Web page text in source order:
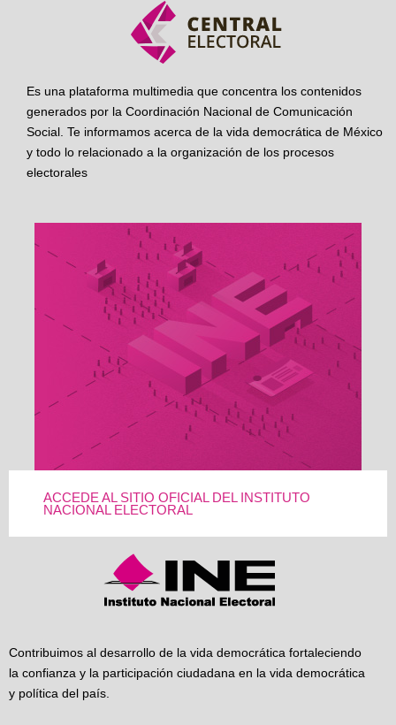
Es una plataforma multimedia que concentra los contenidos
generados por la Coordinación Nacional de Comunicación
Social. Te informamos acerca de la vida democrática de México
y todo lo relacionado a la organización de los procesos
electorales
ACCEDE AL SITIO OFICIAL DEL INSTITUTO
NACIONAL ELECTORAL
Contribuimos al desarrollo de la vida democrática fortaleciendo
la confianza y la participación ciudadana en la vida democrática
y política del país.